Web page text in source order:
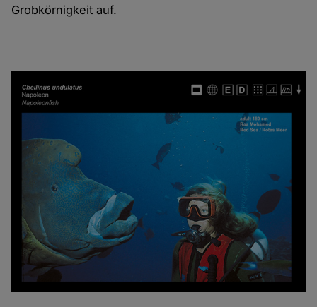
Grobkörnigkeit auf.